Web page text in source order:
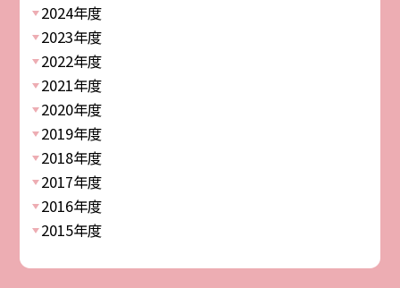
2024年度
2023年度
2022年度
2021年度
2020年度
2019年度
2018年度
2017年度
2016年度
2015年度